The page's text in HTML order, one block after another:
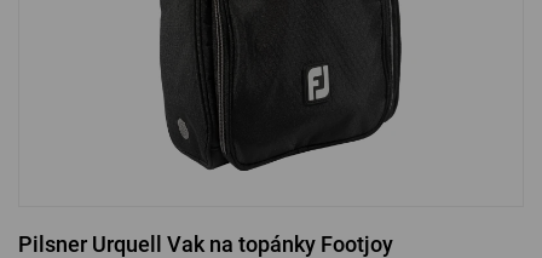
PRIHLÁSIŤ SA CEZ FACEBOOK
PRIHLÁSIŤ SA CEZ GOOGLE
Pilsner Urquell Vak na topánky Footjoy